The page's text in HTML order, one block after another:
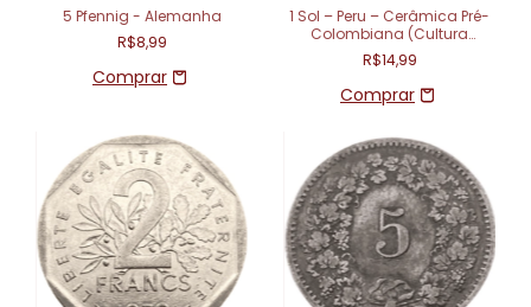
5 Pfennig - Alemanha
R$8,99
1 Sol – Peru – Cerâmica Pré-
Colombiana (Cultura
Nazca)
R$14,99